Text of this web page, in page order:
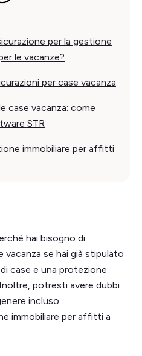
per la gestione
le vacanze?
per case vacanza
case vacanza: come
STR
immobiliare per affitti
hai bisogno di
vacanza se hai già stipulato
case e una protezione
potresti avere dubbi
incluso
immobiliare per affitti a